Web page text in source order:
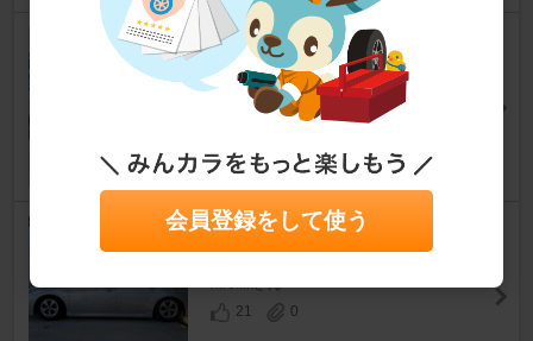
BLITZ DAMPER ZZ-R
プリウス [30系]
おはよう3さん
0
ARROWS 車高調
hiro...kさん
21
0
会員登録をして使う